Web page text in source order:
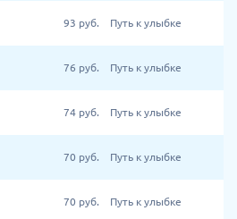
93 руб. Путь к улыбке
76 руб. Путь к улыбке
74 руб. Путь к улыбке
70 руб. Путь к улыбке
70 руб. Путь к улыбке